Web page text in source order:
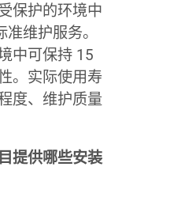
保护的环境中
维护服务。
中可保持 15
。实际使用寿
度、维护质量
提供哪些安装